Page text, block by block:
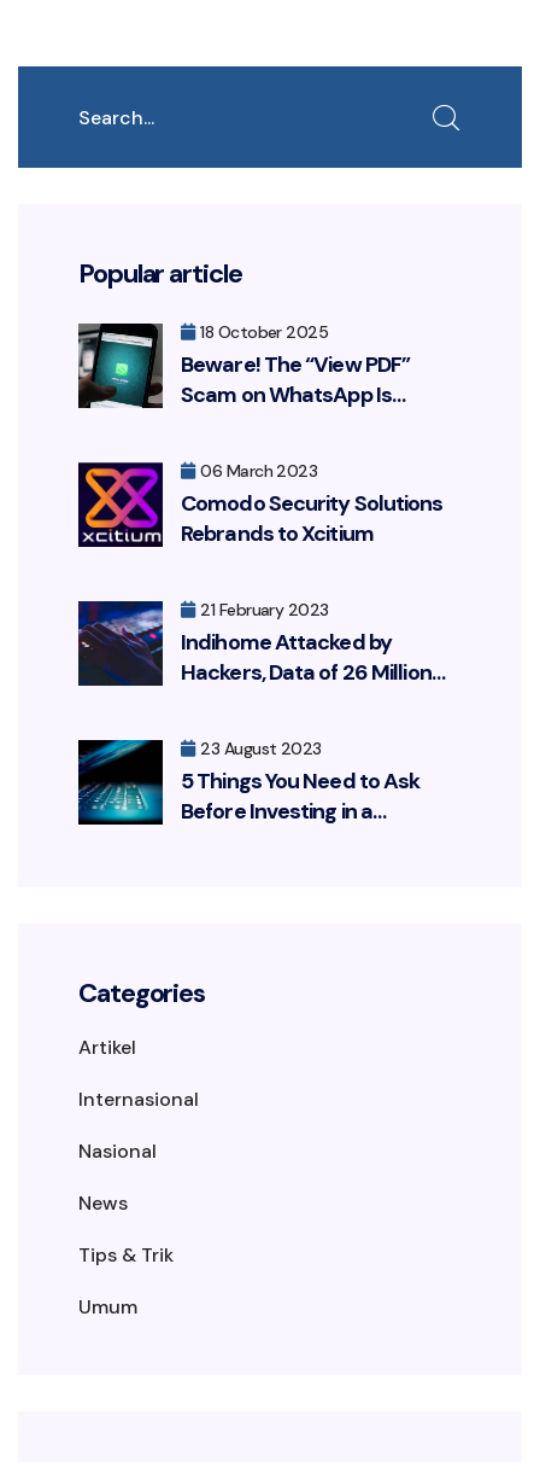
Popular article
18 October 2025
Beware! The “View PDF”
Scam on WhatsApp Is
Bank Account
06 March 2023
Comodo Security Solutions
Rebrands to Xcitium
21 February 2023
Indihome Attacked by
Hackers, Data of 26 Million
23 August 2023
5 Things You Need to Ask
Before Investing in a
Categories
Artikel
Internasional
Nasional
News
Tips & Trik
Umum